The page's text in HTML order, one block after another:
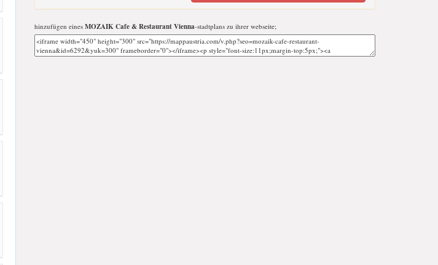
hinzufügen eines MOZAIK Cafe & Restaurant Vienna-stadtplans zu ihrer webseite;